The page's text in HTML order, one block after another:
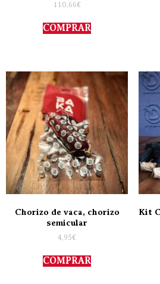
110,66€
COMPRAR
Chorizo de vaca, chorizo
semicular
4,95€
COMPRAR
Kit